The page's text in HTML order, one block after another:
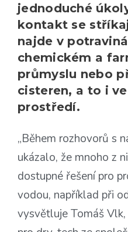
jednoduché
kontakt se
najde v
chemickém a
průmyslu nebo
cisteren, a to i
prostředí.
„Během rozhovorů s
ukázalo, že mnoho z
dostupné řešení pro
vodou, například při
vysvětluje Tomáš